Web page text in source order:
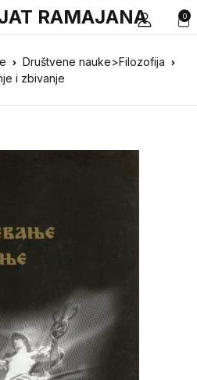
0
RAMAJANA
Društvene nauke>Filozofija
i zbivanje